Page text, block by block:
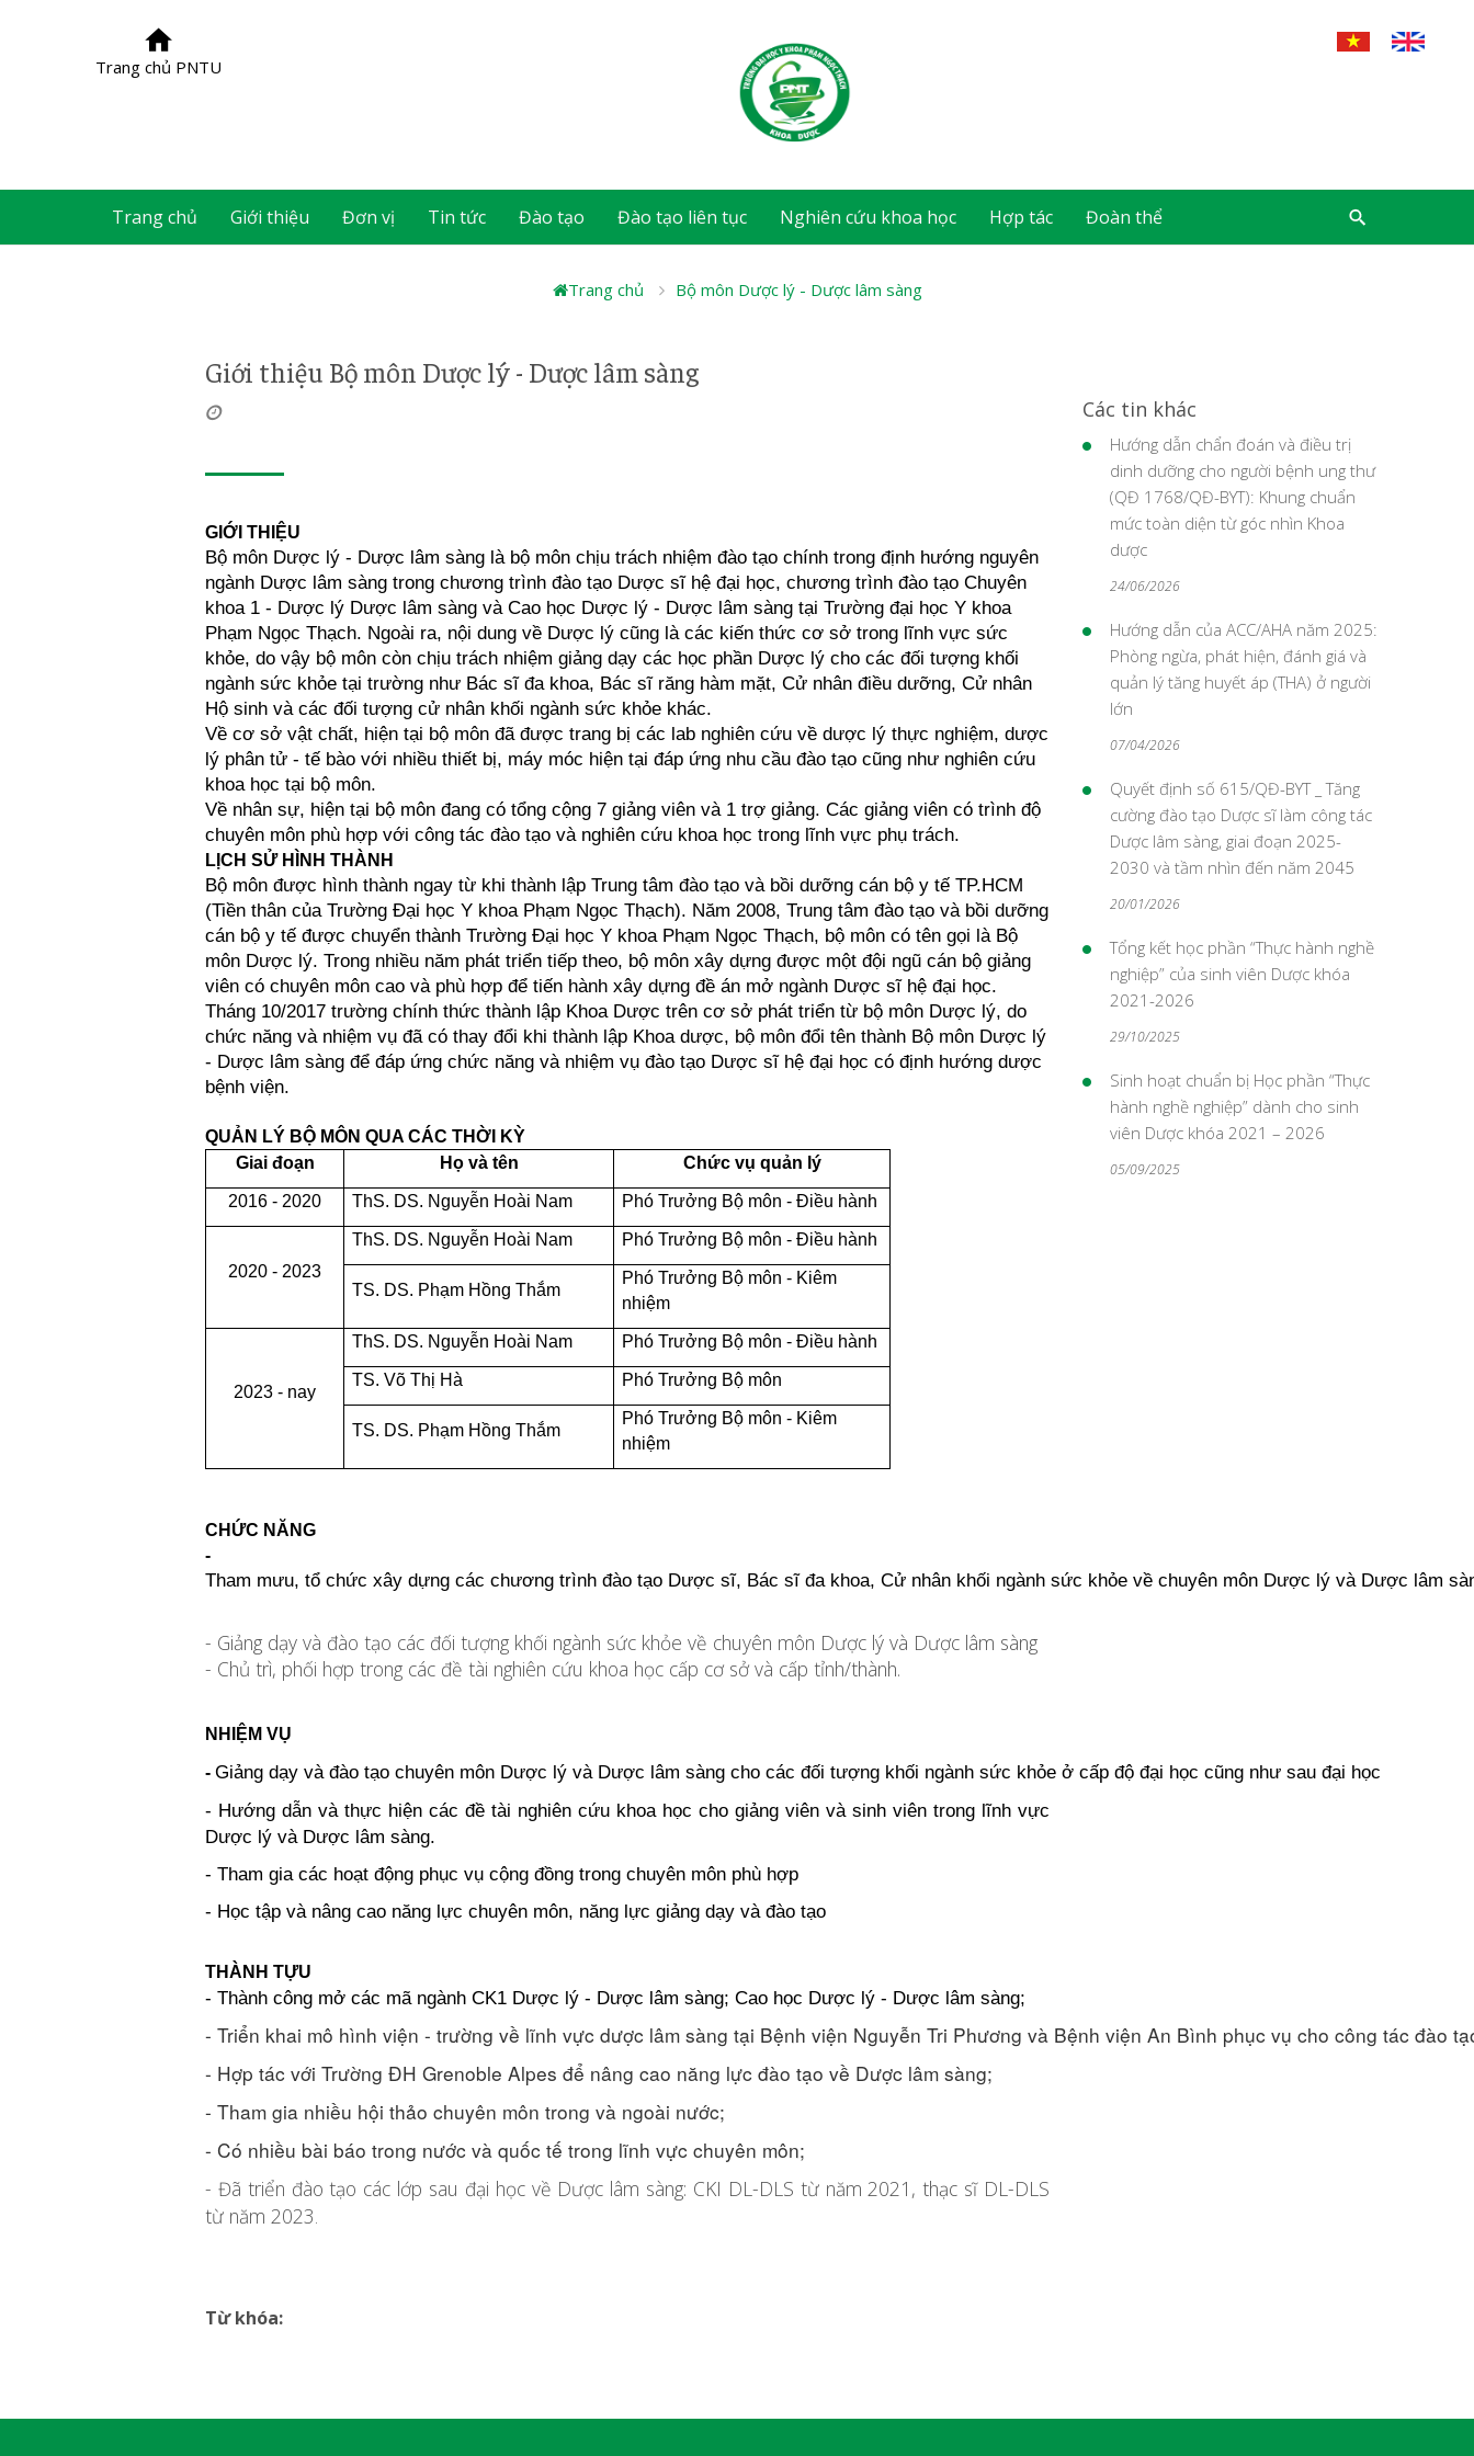
Trang chủ PNTU
Trang chủ Giới thiệu Đơn vị Tin tức Đào tạo Đào tạo liên tục Nghiên cứu khoa học Hợp tác Đoàn thể
Trang chủ Bộ môn Dược lý - Dược lâm sàng
Giới thiệu Bộ môn Dược lý - Dược lâm sàng
GIỚI THIỆU
Bộ môn Dược lý - Dược lâm sàng là bộ môn chịu trách nhiệm đào tạo chính trong định hướng nguyên
ngành Dược lâm sàng trong chương trình đào tạo Dược sĩ hệ đại học, chương trình đào tạo Chuyên
khoa 1 - Dược lý Dược lâm sàng và Cao học Dược lý - Dược lâm sàng tại Trường đại học Y khoa
Phạm Ngọc Thạch. Ngoài ra, nội dung về Dược lý cũng là các kiến thức cơ sở trong lĩnh vực sức
khỏe, do vậy bộ môn còn chịu trách nhiệm giảng dạy các học phần Dược lý cho các đối tượng khối
ngành sức khỏe tại trường như Bác sĩ đa khoa, Bác sĩ răng hàm mặt, Cử nhân điều dưỡng, Cử nhân
Hộ sinh và các đối tượng cử nhân khối ngành sức khỏe khác.
Về cơ sở vật chất, hiện tại bộ môn đã được trang bị các lab nghiên cứu về dược lý thực nghiệm, dược
lý phân tử - tế bào với nhiều thiết bị, máy móc hiện tại đáp ứng nhu cầu đào tạo cũng như nghiên cứu
khoa học tại bộ môn.
Về nhân sự, hiện tại bộ môn đang có tổng cộng 7 giảng viên và 1 trợ giảng. Các giảng viên có trình độ
chuyên môn phù hợp với công tác đào tạo và nghiên cứu khoa học trong lĩnh vực phụ trách.
LỊCH SỬ HÌNH THÀNH
Bộ môn được hình thành ngay từ khi thành lập Trung tâm đào tạo và bồi dưỡng cán bộ y tế TP.HCM
(Tiền thân của Trường Đại học Y khoa Phạm Ngọc Thạch). Năm 2008, Trung tâm đào tạo và bồi dưỡng
cán bộ y tế được chuyển thành Trường Đại học Y khoa Phạm Ngọc Thạch, bộ môn có tên gọi là Bộ
môn Dược lý. Trong nhiều năm phát triển tiếp theo, bộ môn xây dựng được một đội ngũ cán bộ giảng
viên có chuyên môn cao và phù hợp để tiến hành xây dựng đề án mở ngành Dược sĩ hệ đại học.
Tháng 10/2017 trường chính thức thành lập Khoa Dược trên cơ sở phát triển từ bộ môn Dược lý, do
chức năng và nhiệm vụ đã có thay đổi khi thành lập Khoa dược, bộ môn đổi tên thành Bộ môn Dược lý
- Dược lâm sàng để đáp ứng chức năng và nhiệm vụ đào tạo Dược sĩ hệ đại học có định hướng dược
bệnh viện.
QUẢN LÝ BỘ MÔN QUA CÁC THỜI KỲ
Giai đoạn
Họ và tên Chức vụ quản lý
2016 - 2020 ThS. DS. Nguyễn Hoài Nam Phó Trưởng Bộ môn - Điều hành
2020 - 2023
ThS. DS. Nguyễn Hoài Nam Phó Trưởng Bộ môn - Điều hành
TS. DS. Phạm Hồng Thắm
Phó Trưởng Bộ môn - Kiêm
nhiệm
2023 - nay
ThS. DS. Nguyễn Hoài Nam Phó Trưởng Bộ môn - Điều hành
TS. Võ Thị Hà Phó Trưởng Bộ môn
TS. DS. Phạm Hồng Thắm
Phó Trưởng Bộ môn - Kiêm
nhiệm
CHỨC NĂNG
-
Tham mưu, tổ chức xây dựng các chương trình đào tạo Dược sĩ, Bác sĩ đa khoa, Cử nhân khối ngành sức khỏe về chuyên môn Dược lý và Dược lâm
- Giảng dạy và đào tạo các đối tượng khối ngành sức khỏe về chuyên môn Dược lý và Dược lâm sàng
- Chủ trì, phối hợp trong các đề tài nghiên cứu khoa học cấp cơ sở và cấp tỉnh/thành.
NHIỆM VỤ
- Giảng dạy và đào tạo chuyên môn Dược lý và Dược lâm sàng cho các đối tượng khối ngành sức khỏe ở cấp độ đại học cũng như sau đại học
- Hướng dẫn và thực hiện các đề tài nghiên cứu khoa học cho giảng viên và sinh viên trong lĩnh vực
Dược lý và Dược lâm sàng.
- Tham gia các hoạt động phục vụ cộng đồng trong chuyên môn phù hợp
- Học tập và nâng cao năng lực chuyên môn, năng lực giảng dạy và đào tạo
THÀNH TỰU
- Thành công mở các mã ngành CK1 Dược lý - Dược lâm sàng; Cao học Dược lý - Dược lâm sàng;
- Triển khai mô hình viện - trường về lĩnh vực dược lâm sàng tại Bệnh viện Nguyễn Tri Phương và Bệnh viện An Bình phục vụ cho công tác đào
- Hợp tác với Trường ĐH Grenoble Alpes để nâng cao năng lực đào tạo về Dược lâm sàng;
- Tham gia nhiều hội thảo chuyên môn trong và ngoài nước;
- Có nhiều bài báo trong nước và quốc tế trong lĩnh vực chuyên môn;
- Đã triển đào tạo các lớp sau đại học về Dược lâm sàng: CKI DL-DLS từ năm 2021, thạc sĩ DL-DLS
từ năm 2023.
Từ khóa:
Các tin khác
Hướng dẫn chẩn đoán và điều trị
dinh dưỡng cho người bệnh ung thư
(QĐ 1768/QĐ-BYT): Khung chuẩn
mức toàn diện từ góc nhìn Khoa
dược
24/06/2026
Hướng dẫn của ACC/AHA năm 2025:
Phòng ngừa, phát hiện, đánh giá và
quản lý tăng huyết áp (THA) ở người
lớn
07/04/2026
Quyết định số 615/QĐ-BYT _ Tăng
cường đào tạo Dược sĩ làm công tác
Dược lâm sàng, giai đoạn 2025-
2030 và tầm nhìn đến năm 2045
20/01/2026
Tổng kết học phần “Thực hành nghề
nghiệp” của sinh viên Dược khóa
2021-2026
29/10/2025
Sinh hoạt chuẩn bị Học phần “Thực
hành nghề nghiệp” dành cho sinh
viên Dược khóa 2021 – 2026
05/09/2025